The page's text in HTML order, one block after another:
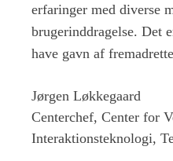
erfaringer med diverse
brugerinddragelse. Det
have gavn af
Jørgen Løkkegaard
Centerchef, Center for
Interaktionsteknologi,